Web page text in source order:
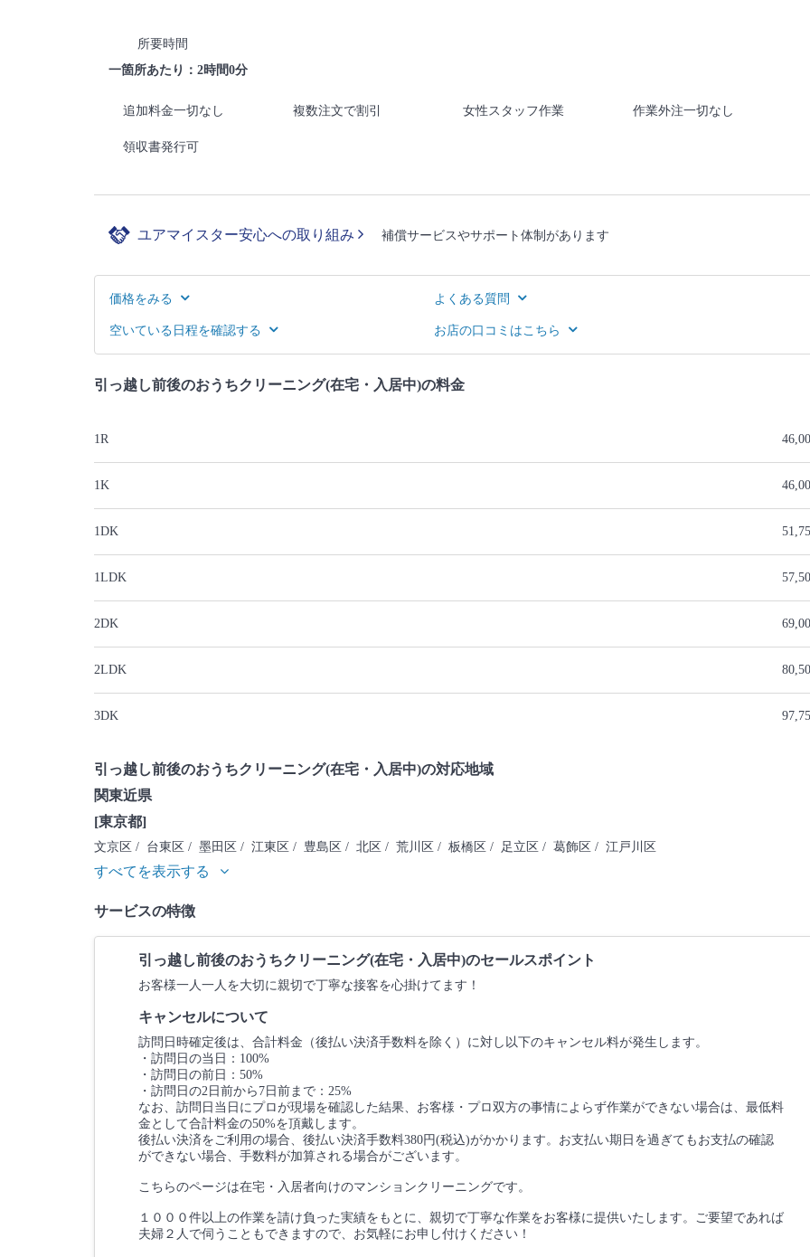
所要時間
一箇所あたり：2時間0分
追加料金一切なし 複数注文で割引 女性スタッフ作業 作業外注一切なし
領収書発行可
ユアマイスター安心への取り組み 補償サービスやサポート体制があります
価格をみる よくある質問
空いている日程を確認する お店の口コミはこちら
引っ越し前後のおうちクリーニング(在宅・入居中)の料金
1R
1K
1DK
1LDK
2DK
2LDK
3DK
引っ越し前後のおうちクリーニング(在宅・入居中)の対応地域
関東近県
[東京都]
文京区 / 台東区 / 墨田区 / 江東区 / 豊島区 / 北区 / 荒川区 / 板橋区 / 足立区 / 葛飾区 / 江戸川区
すべてを表示する
サービスの特徴
引っ越し前後のおうちクリーニング(在宅・入居中)のセールスポイント
お客様一人一人を大切に親切で丁寧な接客を心掛けてます！
キャンセルについて
訪問日時確定後は、合計料金（後払い決済手数料を除く）に対し以下のキャンセル料が発生します。
・訪問日の当日：100%
・訪問日の前日：50%
・訪問日の2日前から7日前まで：25%
なお、訪問日当日にプロが現場を確認した結果、お客様・プロ双方の事情によらず作業ができない場合は、最低料
金として合計料金の50%を頂戴します。
後払い決済をご利用の場合、後払い決済手数料380円(税込)がかかります。お支払い期日を過ぎてもお支払の確認
ができない場合、手数料が加算される場合がございます。
こちらのページは在宅・入居者向けのマンションクリーニングです。
１０００件以上の作業を請け負った実績をもとに、親切で丁寧な作業をお客様に提供いたします。ご要望であれば
夫婦２人で伺うこともできますので、お気軽にお申し付けください！